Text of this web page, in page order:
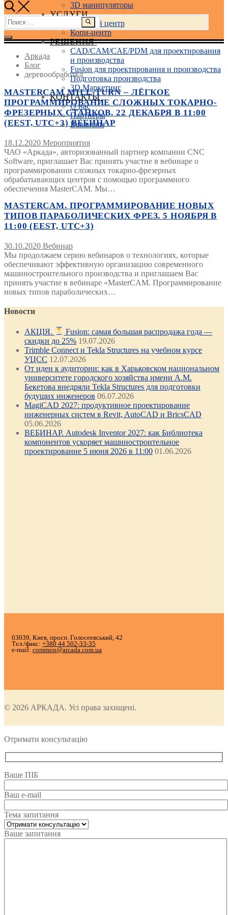
3D манипуляторы
УСЛУГИ
Учебный центр
Копи-центр
РЕШЕНИЯ
CAD/CAM/CAE/PDM для проектирования
и производства
Fusion для проектирования и производства
Подготовка производства
3D Маркетинг
КОНТАКТЫ
О нас
Партнеры
Вакансии
Найти:
Аркада
Блог
деревообработка
MASTERCAM MILL-TURN – ЛЁГКОЕ
ПРОГРАММИРОВАНИЕ СЛОЖНЫХ ТОКАРНО-
ФРЕЗЕРНЫХ СТАНКОВ. 22 ДЕКАБРЯ В 11:00
(EEST, UTC+3) ВЕБИНАР
18.12.2020 Мероприятия
ЧАО «Аркада», авторизованный партнер компании CNC
Software, приглашает Вас принять участие в вебинаре о
программировании сложных токарно-фрезерных
обрабатывающих центров с помощью программного
обеспечения MasterCAM. Мы…
MASTERCAM. ПРОГРАММИРОВАНИЕ НОВЫХ
ТИПОВ ПАРАБОЛИЧЕСКИХ ФРЕЗ. 5 НОЯБРЯ В
11:00 (EEST, UTC+3)
30.10.2020 Вебинар
Мы продолжаем серию вебинаров о технологиях, которые
обеспечивают эффективную организацию современного
машиностроительного производства и приглашаем Вас
принять участие в вебинаре «MasterCAM. Программирование
новых типов параболических…
Новости
АКЦІЯ.
Fusion: самая большая распродажа года —
скидки до 25% 19.07.2026
Trimble Connect и Tekla Structures на учебном курсе
УЦСС 12.07.2026
От идеи к аудитории: как в Харьковском национальном
университете городского хозяйства имени А.М.
Бекетова внедряли Tekla Structures для подготовки
будущих инженеров 06.07.2026
MagiCAD 2027: продуктивное проектирование
инженерных систем в Revit, AutoCAD и BricsCAD
05.06.2026
ВЕБИНАР. Autodesk Inventor 2027: как Библиотека
компонентов ускоряет машиностроительное
проектирование 5 июня 2026 в 11:00 01.06.2026
03039, Киев, просп. Голосеевський, 42
Тел./факс: +380 44 502-33-35
e-mail: common@arcada.com.ua
© 2026 АРКАДА. Усі права захищені.
Отримати консультацію
Ваше ПІБ
Ваш e-mail
Тема запитання
Ваше запитання